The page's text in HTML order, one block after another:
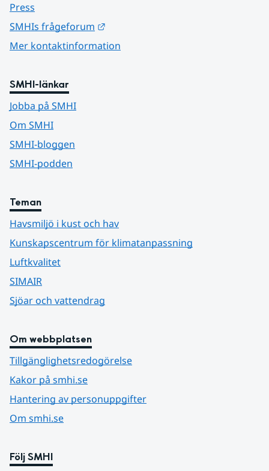
Press
SMHIs frågeforum
Mer kontaktinformation
SMHI-länkar
Jobba på SMHI
Om SMHI
SMHI-bloggen
SMHI-podden
Teman
Havsmiljö i kust och hav
Kunskapscentrum för klimatanpassning
Luftkvalitet
SIMAIR
Sjöar och vattendrag
Om webbplatsen
Tillgänglighetsredogörelse
Kakor på smhi.se
Hantering av personuppgifter
Om smhi.se
Följ SMHI